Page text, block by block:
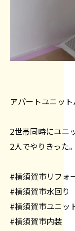
アパートユニッ
2世帯同時にユニ
2人でやりきった
#横須賀市リフォ
#横須賀市水回り
#横須賀市ユニッ
#横須賀市内装